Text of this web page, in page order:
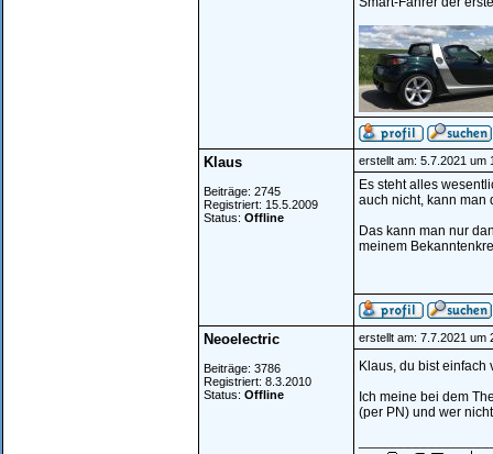
Klaus
Beiträge: 2745
Registriert: 15.5.2009
Status: Offline
erstellt am: 5.7.2021 um
Es steht alles
auch nicht, kann man
Das kann man nur
meinem
Neoelectric
Beiträge: 3786
Registriert: 8.3.2010
Status: Offline
erstellt am: 7.7.2021 um
Klaus, du bist
Ich meine bei dem
(per PN) und wer